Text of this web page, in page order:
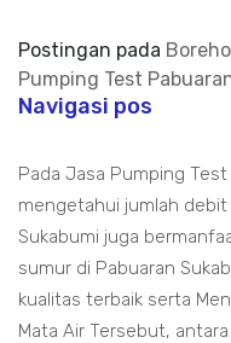
Postingan pada
Pumping Test
Navigasi pos
Pada Jasa Pumping
mengetahui jumlah
Sukabumi juga
sumur di Pabuaran
kualitas terbaik serta
Mata Air Tersebut,